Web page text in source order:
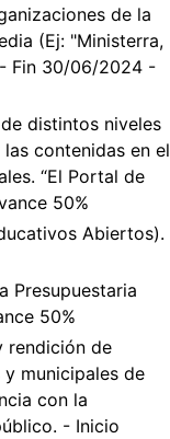
de la
(Ej: "Ministerra,
Fin 30/06/2024 -
distintos niveles
contenidas en el
“El Portal de
50%
Abiertos).
Presupuestaria
50%
rendición de
municipales de
con la
- Inicio